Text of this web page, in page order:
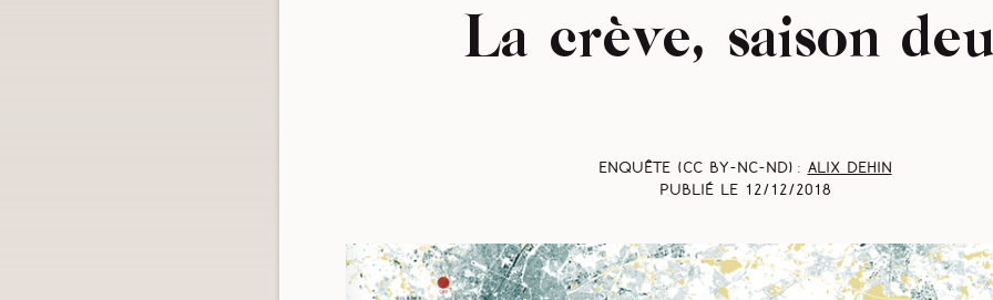
La crève, saison
Enquête (CC BY-NC-ND) : Alix Dehin
Publié le
12/12/2018